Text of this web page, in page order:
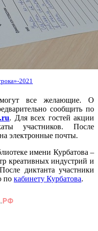
2021
все желающие. О
сообщить по
. Для всех гостей акции
участников. После
электронные почты.
имени Курбатова –
креативных индустрий и
диктанта участники
по кабинету Курбатова.